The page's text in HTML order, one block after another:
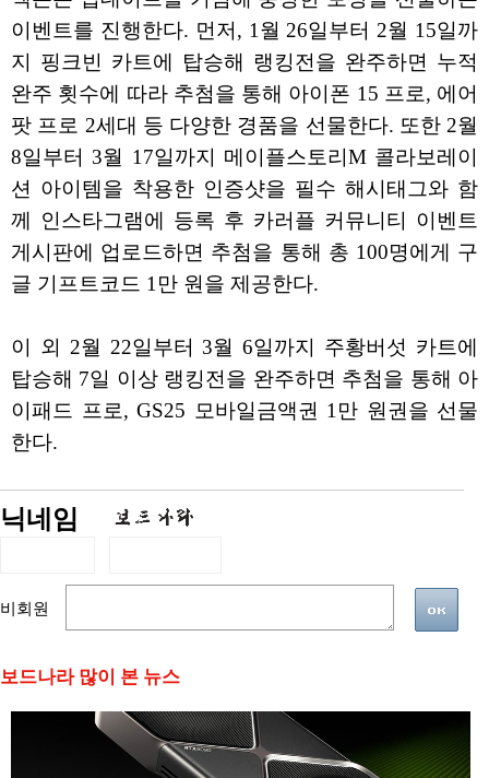
이벤트를 진행한다. 먼저, 1월 26일부터 2월 15일까
지 핑크빈 카트에 탑승해 랭킹전을 완주하면 누적
완주 횟수에 따라 추첨을 통해 아이폰 15 프로, 에어
팟 프로 2세대 등 다양한 경품을 선물한다. 또한 2월
8일부터 3월 17일까지 메이플스토리M 콜라보레이
션 아이템을 착용한 인증샷을 필수 해시태그와 함
께 인스타그램에 등록 후 카러플 커뮤니티 이벤트
게시판에 업로드하면 추첨을 통해 총 100명에게 구
글 기프트코드 1만 원을 제공한다.
이 외 2월 22일부터 3월 6일까지 주황버섯 카트에
탑승해 7일 이상 랭킹전을 완주하면 추첨을 통해 아
이패드 프로, GS25 모바일금액권 1만 원권을 선물
한다.
닉네임
비회원
보드나라 많이 본 뉴스